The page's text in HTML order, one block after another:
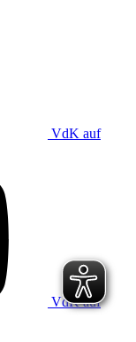
VdK auf
VdK auf